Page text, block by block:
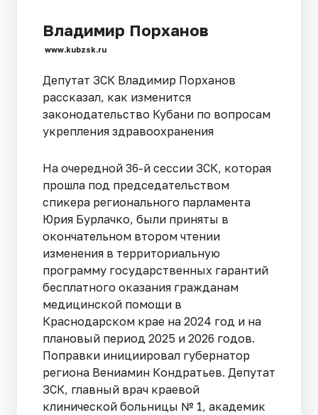
Владимир Порханов
www.kubzsk.ru
Депутат ЗСК Владимир Порханов
рассказал, как изменится
законодательство Кубани по вопросам
укрепления здравоохранения
На очередной 36-й сессии ЗСК, которая
прошла под председательством
спикера регионального парламента
Юрия Бурлачко, были приняты в
окончательном втором чтении
изменения в территориальную
программу государственных гарантий
бесплатного оказания гражданам
медицинской помощи в
Краснодарском крае на 2024 год и на
плановый период 2025 и 2026 годов.
Поправки инициировал губернатор
региона Вениамин Кондратьев. Депутат
ЗСК, главный врач краевой
клинической больницы № 1, академик